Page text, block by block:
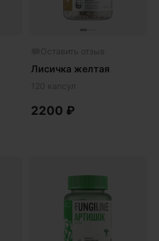
Оставить отзыв
Лисичка желтая
120 капсул
2200 ₽